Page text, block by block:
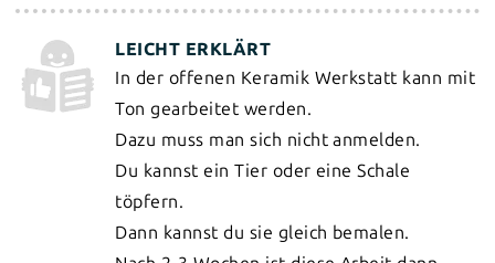
In der offenen Keramik Werkstatt kann mit
Ton gearbeitet werden.
Dazu muss man sich nicht anmelden.
Du kannst ein Tier oder eine Schale
töpfern.
Dann kannst du sie gleich bemalen.